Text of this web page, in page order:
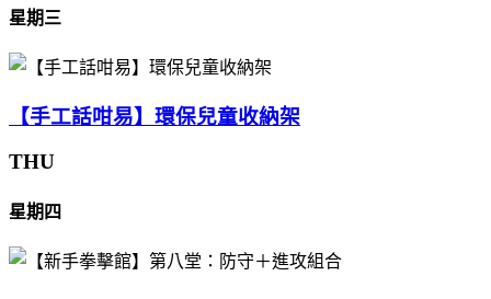
星期三
【手工話咁易】環保兒童收納架
THU
星期四